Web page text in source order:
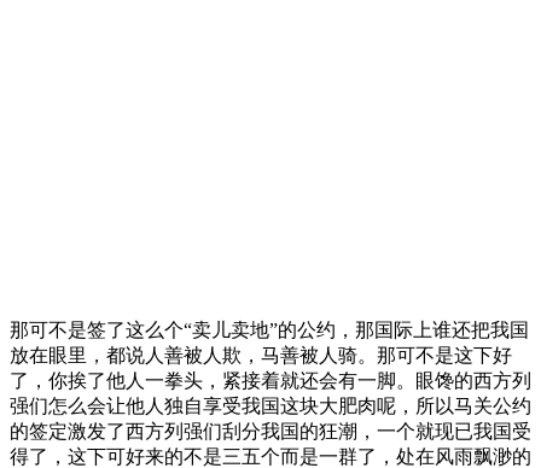
那可不是签了这么个“卖儿卖地”的公约，那国际上谁还把我国
放在眼里，都说人善被人欺，马善被人骑。那可不是这下好
了，你挨了他人一拳头，紧接着就还会有一脚。眼馋的西方列
强们怎么会让他人独自享受我国这块大肥肉呢，所以马关公约
的签定激发了西方列强们刮分我国的狂潮，一个就现已我国受
得了，这下可好来的不是三五个而是一群了，处在风雨飘渺的